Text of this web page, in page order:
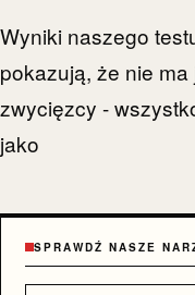
Wyniki naszego
pokazują, że nie
zwycięzcy -
jako
SPRAWDŹ NASZE